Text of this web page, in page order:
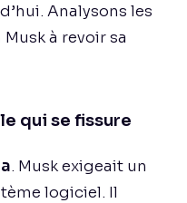
Analysons les
à revoir sa
qui se fissure
. Musk exigeait un
logiciel. Il